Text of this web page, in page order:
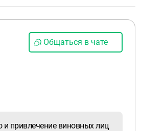
Общаться в чате
и привлечение виновных лиц